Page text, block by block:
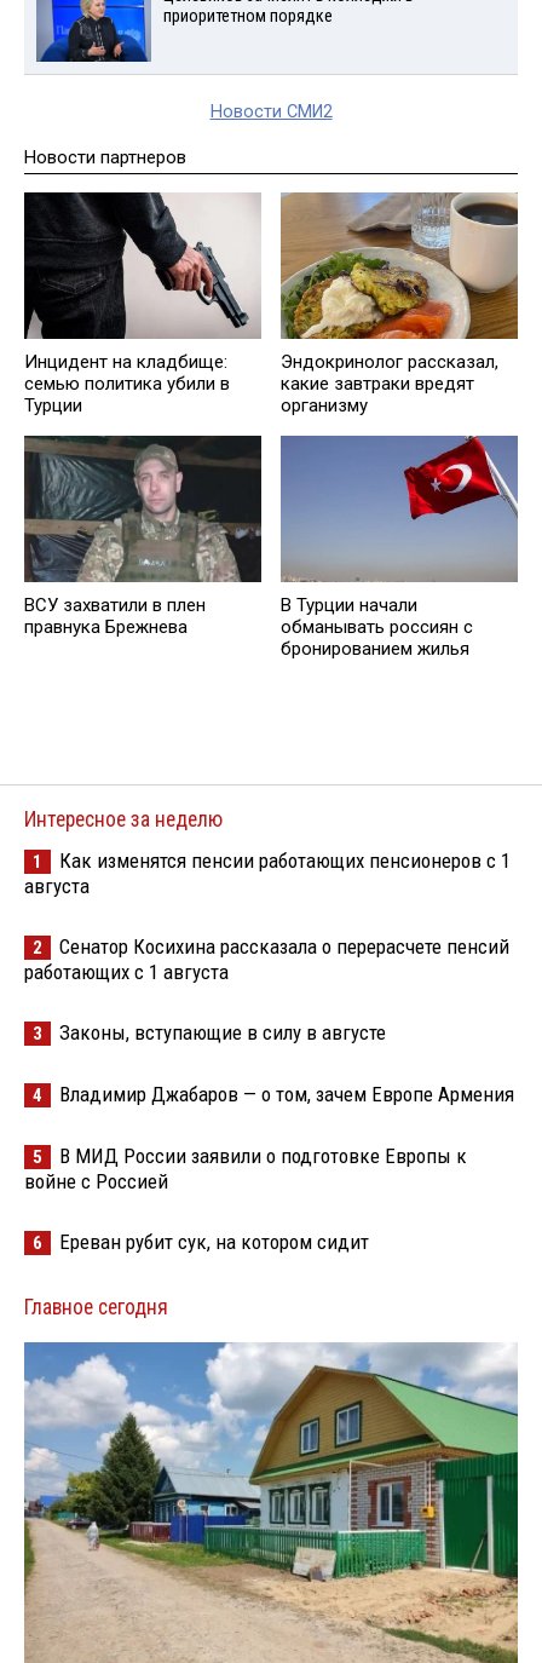
приоритетном порядке
Новости СМИ2
Новости партнеров
Инцидент на кладбище:
семью политика убили в
Турции
Эндокринолог рассказал,
какие завтраки вредят
организму
ВСУ захватили в плен
правнука Брежнева
В Турции начали
обманывать россиян с
бронированием жилья
Интересное за неделю
1
Как изменятся пенсии работающих пенсионеров с 1
августа
2
Сенатор Косихина рассказала о перерасчете пенсий
работающих с 1 августа
3 Законы, вступающие в силу в августе
4 Владимир Джабаров — о том, зачем Европе Армения
5
В МИД России заявили о подготовке Европы к
войне с Россией
6 Ереван рубит сук, на котором сидит
Главное сегодня